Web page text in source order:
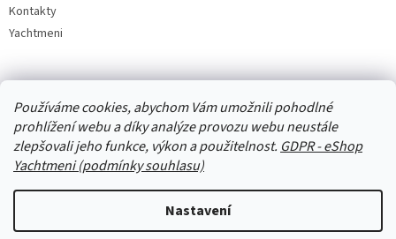
Používáme cookies, abychom Vám umožnili pohodlné
prohlížení webu a díky analýze provozu webu neustále
zlepšovali jeho funkce, výkon a použitelnost. GDPR - eShop
Yachtmeni (podmínky souhlasu)
Nastavení
Kontakty
Yachtmeni
Zboží.cz Heureka.cz Yachtmeni ComGate Payments, a.s.
Vytvořil Shoptet